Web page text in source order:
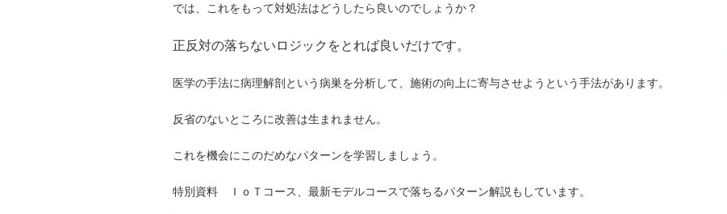
では、これをもって対処法はどうしたら良いのでしょうか？
正反対の落ちないロジックをとれば良いだけです。
医学の手法に病理解剖という病巣を分析して、施術の向上に寄与させようという手法があります。
反省のないところに改善は生まれません。
これを機会にこのだめなパターンを学習しましょう。
特別資料 ＩｏＴコース、最新モデルコースで落ちるパターン解説もしています。